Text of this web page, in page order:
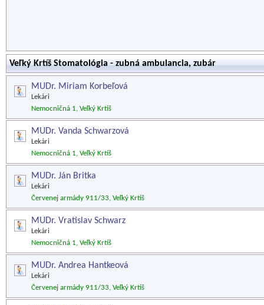
Veľký Krtíš Stomatológia - zubná ambulancia, zubár
MUDr. Miriam Korbeľová
Lekári
Nemocničná 1, Veľký Krtíš
MUDr. Vanda Schwarzová
Lekári
Nemocničná 1, Veľký Krtíš
MUDr. Ján Britka
Lekári
Červenej armády 911/33, Veľký Krtíš
MUDr. Vratislav Schwarz
Lekári
Nemocničná 1, Veľký Krtíš
MUDr. Andrea Hantkeová
Lekári
Červenej armády 911/33, Veľký Krtíš